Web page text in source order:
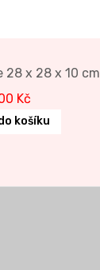
28 x 28 x 10 cm
Kč
košíku